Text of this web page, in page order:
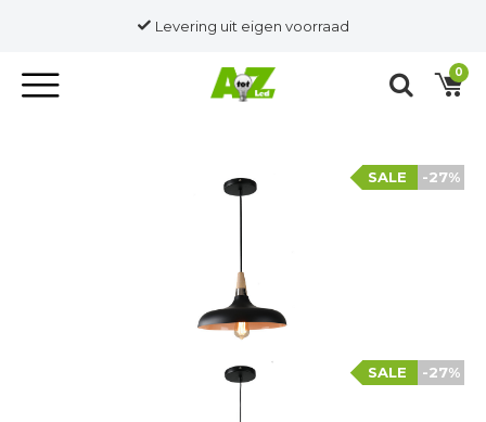
Levering uit eigen voorraad
0
-27%
SALE
-27%
SALE